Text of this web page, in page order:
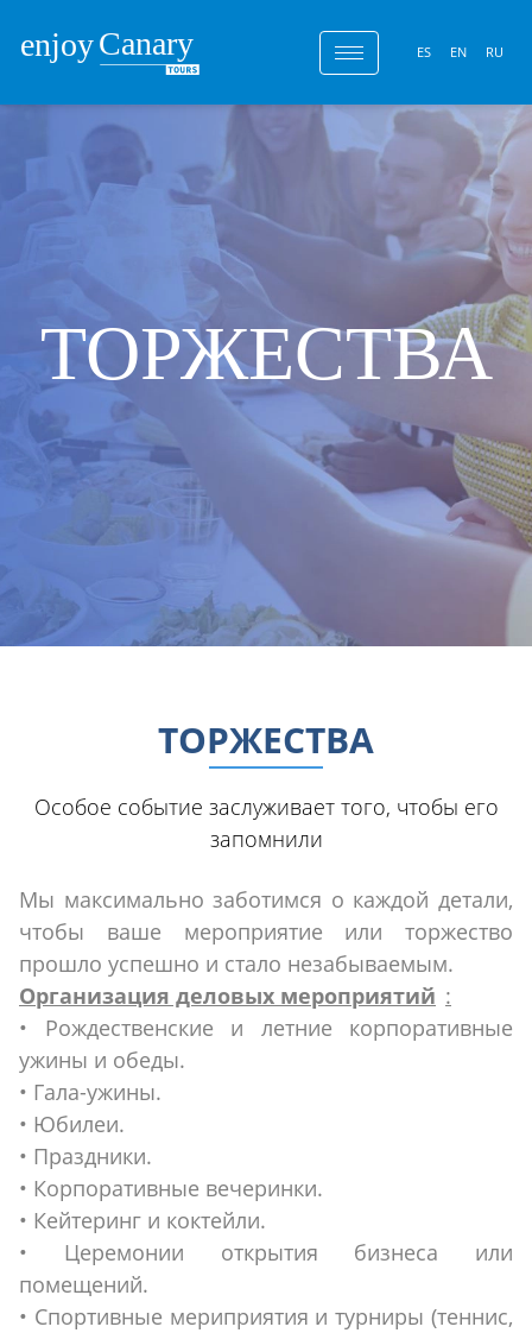
ES EN RU
ТОРЖЕСТВА
ТОРЖЕСТВА
Особое событие заслуживает того, чтобы его
запомнили
Мы максимально заботимся о каждой детали,
чтобы ваше мероприятие или торжество
прошло успешно и стало незабываемым.
Организация деловых мероприятий :
• Рождественские и летние корпоративные
ужины и обеды.
• Гала-ужины.
• Юбилеи.
• Праздники.
• Корпоративные вечеринки.
• Кейтеринг и коктейли.
• Церемонии открытия бизнеса или
помещений.
• Спортивные мериприятия и турниры (теннис,